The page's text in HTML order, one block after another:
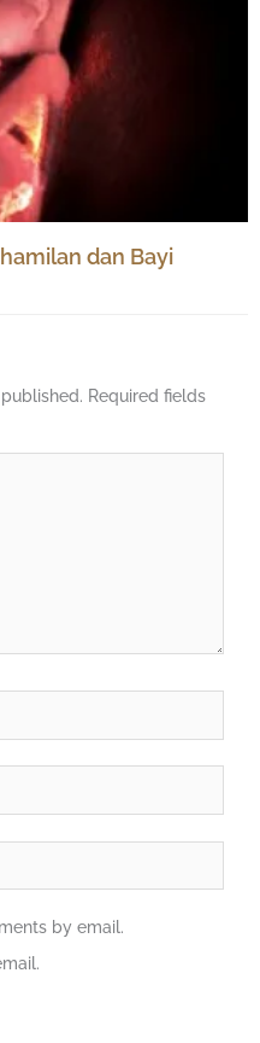
dan Bayi
Required fields
by email.